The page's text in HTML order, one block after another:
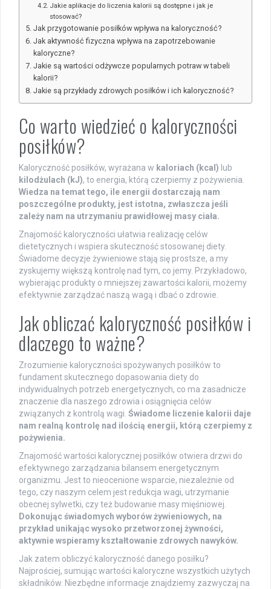
Jakie aplikacje do liczenia kalorii są dostępne i jak je
stosować?
Jak przygotowanie posiłków wpływa na kaloryczność?
Jak aktywność fizyczna wpływa na zapotrzebowanie
kaloryczne?
Jakie są wartości odżywcze popularnych potraw w tabeli
kalorii?
Jakie są przykłady zdrowych posiłków i ich kaloryczność?
Co warto wiedzieć o kaloryczności
posiłków?
Kaloryczność posiłków, wyrażana w kaloriach (kcal) lub
kilodżulach (kJ), to energia, którą czerpiemy z pożywienia.
Wiedza na temat tego, ile energii dostarczają nam
poszczególne produkty, jest istotna, zwłaszcza jeśli
zależy nam na utrzymaniu prawidłowej masy ciała.
Znajomość kaloryczności ułatwia realizację celów
dietetycznych i wspiera skuteczność stosowanej diety.
Świadome decyzje żywieniowe stają się prostsze, a my
zyskujemy większą kontrolę nad tym, co jemy. Przykładowo,
wybierając produkty o mniejszej zawartości kalorii, możemy
efektywnie zarządzać naszą wagą i dbać o zdrowie.
Jak obliczać kaloryczność posiłków i
dlaczego to ważne?
Zrozumienie kaloryczności spożywanych posiłków to
fundament skutecznego dopasowania diety do
indywidualnych potrzeb energetycznych, co ma zasadnicze
znaczenie dla naszego zdrowia i osiągnięcia celów
związanych z kontrolą wagi. Świadome liczenie kalorii daje
nam realną kontrolę nad ilością energii, którą czerpiemy z
pożywienia.
Znajomość wartości kalorycznej posiłków otwiera drzwi do
efektywnego zarządzania bilansem energetycznym
organizmu. Jest to nieocenione wsparcie, niezależnie od
tego, czy naszym celem jest redukcja wagi, utrzymanie
obecnej sylwetki, czy też budowanie masy mięśniowej.
Dokonując świadomych wyborów żywieniowych, na
przykład unikając wysoko przetworzonej żywności,
aktywnie wspieramy kształtowanie zdrowych nawyków.
Jak zatem obliczyć kaloryczność danego posiłku?
Najprościej, sumując wartości kaloryczne wszystkich użytych
składników. Niezbędne informacje znajdziemy zazwyczaj na